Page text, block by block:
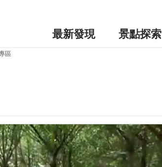
最新發現 景點探索
區